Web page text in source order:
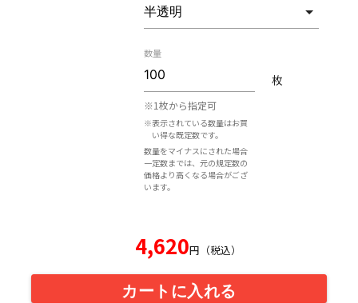
数量
※1枚から指定可
※表示されている数量はお買
い得な既定数です。
数量をマイナスにされた場合
一定数までは、元の規定数の
価格より高くなる場合がござ
います。
枚
4,620円（税込）
カートに入れる